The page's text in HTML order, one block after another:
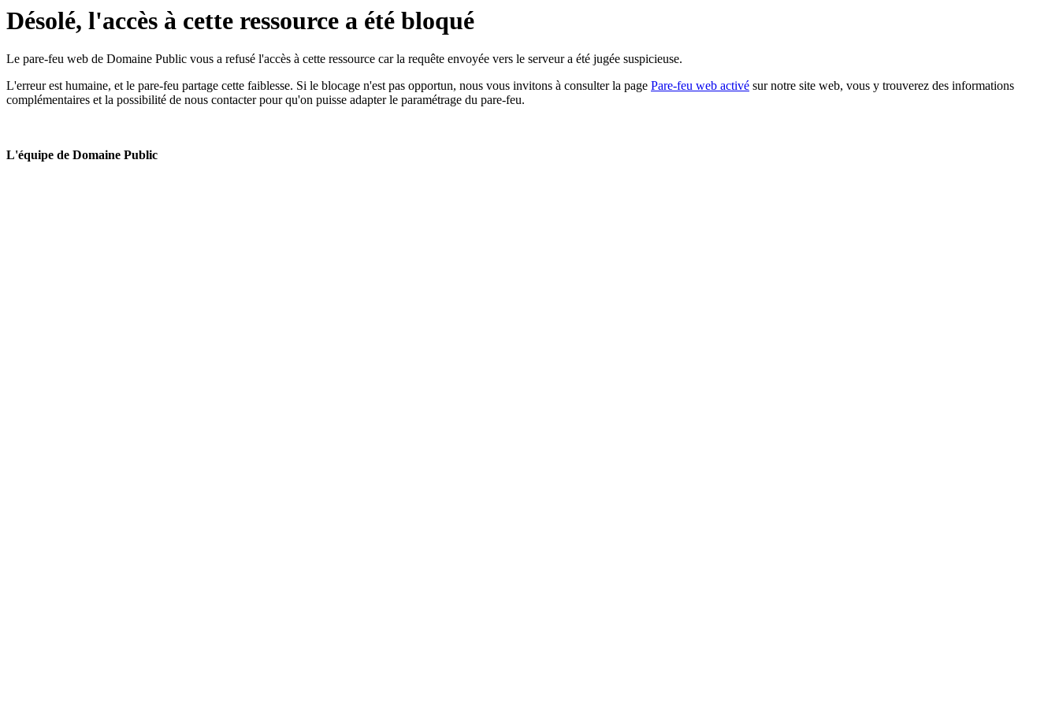
Désolé, l'accès à cette ressource a été bloqué
Le pare-feu web de Domaine Public vous a refusé l'accès à cette ressource car la requête envoyée vers le serveur a été jugée suspicieuse.
L'erreur est humaine, et le pare-feu partage cette faiblesse. Si le blocage n'est pas opportun, nous vous invitons à consulter la page Pare-feu web activé sur notre site web, vous y trouverez des informations
complémentaires et la possibilité de nous contacter pour qu'on puisse adapter le paramétrage du pare-feu.
L'équipe de Domaine Public